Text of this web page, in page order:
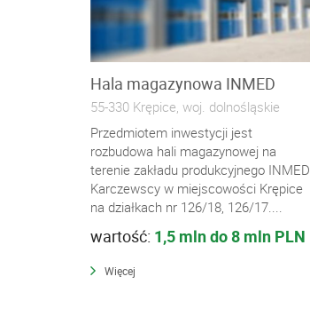
Hala magazynowa INMED
55-330 Krępice, woj. dolnośląskie
Przedmiotem inwestycji jest
rozbudowa hali magazynowej na
terenie zakładu produkcyjnego INMED
Karczewscy w miejscowości Krępice
na działkach nr 126/18, 126/17....
wartość: 1,5 mln do 8 mln PLN
Więcej